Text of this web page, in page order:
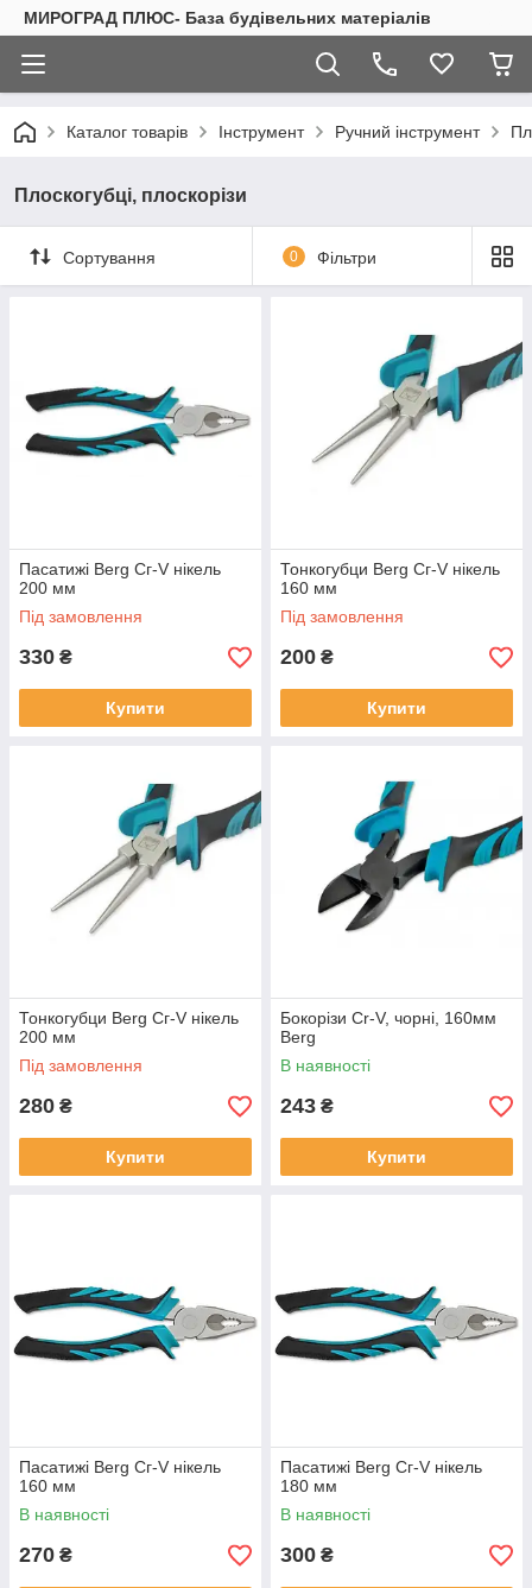
МИРОГРАД ПЛЮС- База будівельних матеріалів
Каталог товарів Інструмент Ручний інструмент
Плоскогубці, плоскорізи
Сортування 0 Фільтри
Пасатижі Berg Сг-V нікель
200 мм
Під замовлення
330 ₴
Купити
Тонкогубци Berg Сг-V нікель
160 мм
Під замовлення
200 ₴
Купити
Тонкогубци Berg Сг-V нікель
200 мм
Під замовлення
280 ₴
Купити
Бокорізи Cr-V, чорні, 160мм
Berg
В наявності
243 ₴
Купити
Пасатижі Berg Сг-V нікель
160 мм
В наявності
270 ₴
Пасатижі Berg Сг-V нікель
180 мм
В наявності
300 ₴